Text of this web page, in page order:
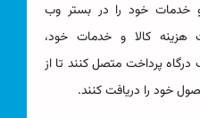
خدمات خود را در بستر وب
هزینه کالا و خدمات خود،
پرداخت متصل کنند تا از
خود را دریافت کنند.